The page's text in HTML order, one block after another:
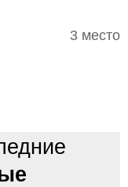
3 место